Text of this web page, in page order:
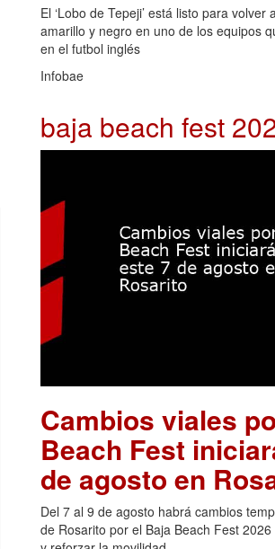
El ‘Lobo de Tepeji’ está listo para volver
amarillo y negro en uno de los equipos
en el futbol inglés
Infobae
baja beach fest
Cambios viales
Beach Fest
de agosto en
Del 7 al 9 de agosto habrá cambios
de Rosarito por el Baja Beach Fest